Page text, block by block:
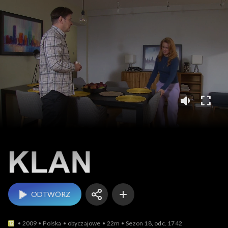
Klan
ODTWÓRZ
2009 Polska obyczajowe 22m Sezon 18, odc. 1742